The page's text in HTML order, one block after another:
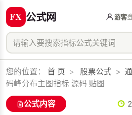
公式网 游客
您的位置： 首 页 > 股票公式 >
码峰分布主图指标 源码 贴图
公式内容